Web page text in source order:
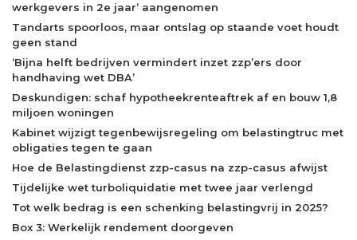
werkgevers in 2e jaar’ aangenomen
Tandarts spoorloos, maar ontslag op staande voet houdt
geen stand
‘Bijna helft bedrijven vermindert inzet zzp’ers door
handhaving wet DBA’
Deskundigen: schaf hypotheekrenteaftrek af en bouw 1,8
miljoen woningen
Kabinet wijzigt tegenbewijsregeling om belastingtruc met
obligaties tegen te gaan
Hoe de Belastingdienst zzp-casus na zzp-casus afwijst
Tijdelijke wet turboliquidatie met twee jaar verlengd
Tot welk bedrag is een schenking belastingvrij in 2025?
Box 3: Werkelijk rendement doorgeven